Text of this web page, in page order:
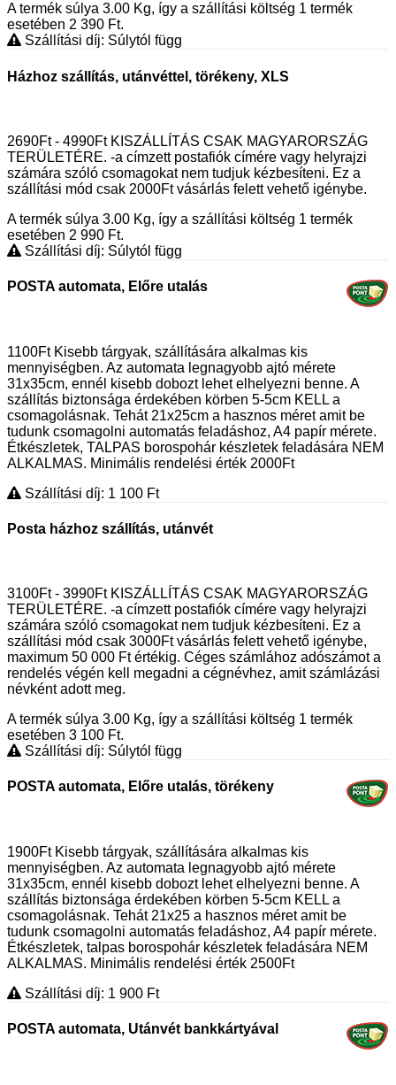
A termék súlya 3.00 Kg, így a szállítási költség 1 termék
esetében 2 390 Ft.
Szállítási díj: Súlytól függ
Házhoz szállítás, utánvéttel, törékeny, XLS
2690Ft - 4990Ft KISZÁLLÍTÁS CSAK MAGYARORSZÁG
TERÜLETÉRE. -a címzett postafiók címére vagy helyrajzi
számára szóló csomagokat nem tudjuk kézbesíteni. Ez a
szállítási mód csak 2000Ft vásárlás felett vehető igénybe.
A termék súlya 3.00 Kg, így a szállítási költség 1 termék
esetében 2 990 Ft.
Szállítási díj: Súlytól függ
POSTA automata, Előre utalás
1100Ft Kisebb tárgyak, szállítására alkalmas kis
mennyiségben. Az automata legnagyobb ajtó mérete
31x35cm, ennél kisebb dobozt lehet elhelyezni benne. A
szállítás biztonsága érdekében körben 5-5cm KELL a
csomagolásnak. Tehát 21x25cm a hasznos méret amit be
tudunk csomagolni automatás feladáshoz, A4 papír mérete.
Étkészletek, TALPAS borospohár készletek feladására NEM
ALKALMAS. Minimális rendelési érték 2000Ft
Szállítási díj: 1 100 Ft
Posta házhoz szállítás, utánvét
3100Ft - 3990Ft KISZÁLLÍTÁS CSAK MAGYARORSZÁG
TERÜLETÉRE. -a címzett postafiók címére vagy helyrajzi
számára szóló csomagokat nem tudjuk kézbesíteni. Ez a
szállítási mód csak 3000Ft vásárlás felett vehető igénybe,
maximum 50 000 Ft értékig. Céges számlához adószámot a
rendelés végén kell megadni a cégnévhez, amit számlázási
névként adott meg.
A termék súlya 3.00 Kg, így a szállítási költség 1 termék
esetében 3 100 Ft.
Szállítási díj: Súlytól függ
POSTA automata, Előre utalás, törékeny
1900Ft Kisebb tárgyak, szállítására alkalmas kis
mennyiségben. Az automata legnagyobb ajtó mérete
31x35cm, ennél kisebb dobozt lehet elhelyezni benne. A
szállítás biztonsága érdekében körben 5-5cm KELL a
csomagolásnak. Tehát 21x25 a hasznos méret amit be
tudunk csomagolni automatás feladáshoz, A4 papír mérete.
Étkészletek, talpas borospohár készletek feladására NEM
ALKALMAS. Minimális rendelési érték 2500Ft
Szállítási díj: 1 900 Ft
POSTA automata, Utánvét bankkártyával